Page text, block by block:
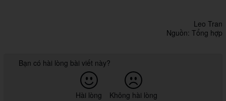
Leo Tran
Nguồn: Tổng hợp
Bạn có hài lòng bài viết này?
Hài lòng Không hài lòng